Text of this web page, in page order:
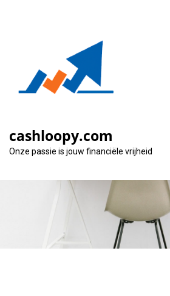
cashloopy.com
Onze passie is jouw financiële vrijheid
Alles wat je
weten over